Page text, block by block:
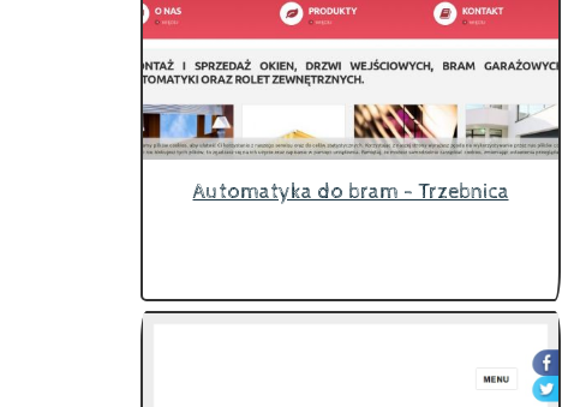
Automatyka do bram - Trzebnica